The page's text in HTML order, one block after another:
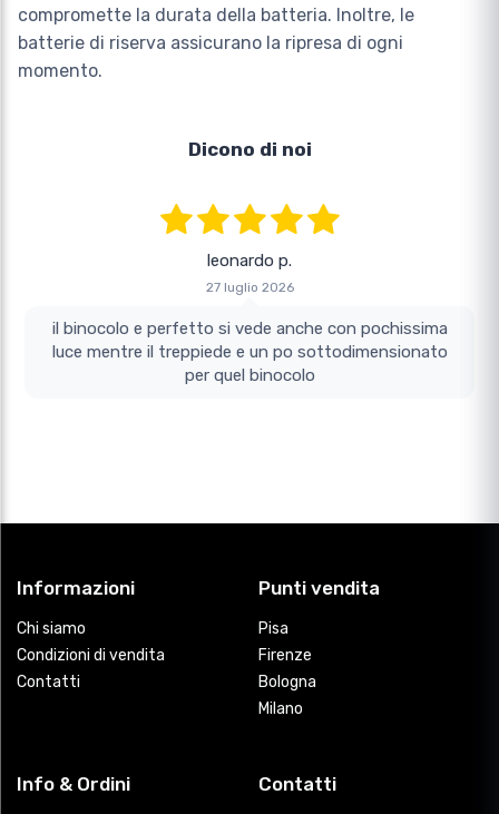
compromette la durata della batteria. Inoltre, le
batterie di riserva assicurano la ripresa di ogni
momento.
Dicono di noi
leonardo p.
27 luglio 2026
il binocolo e perfetto si vede anche con pochissima
luce mentre il treppiede e un po sottodimensionato
per quel binocolo
Informazioni
Chi siamo
Condizioni di vendita
Contatti
Punti vendita
Pisa
Firenze
Bologna
Milano
Info & Ordini Contatti